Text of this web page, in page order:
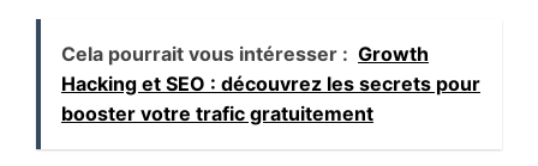
Cela pourrait vous intéresser : Growth
Hacking et SEO : découvrez les secrets pour
booster votre trafic gratuitement